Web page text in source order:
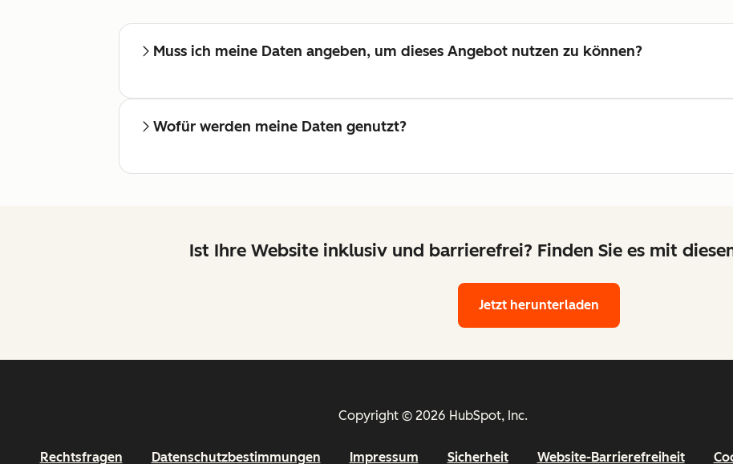
Muss ich meine Daten angeben, um dieses Angebot nutzen zu können?
Wofür werden meine Daten genutzt?
Ist Ihre Website inklusiv und barrierefrei? Finden Sie es mit
Jetzt herunterladen
Copyright © 2026 HubSpot, Inc.
Rechtsfragen Datenschutzbestimmungen Impressum Sicherheit Website-Barrierefreiheit